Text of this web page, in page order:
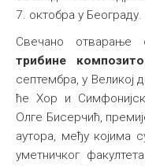
7. октобра у Београду.
Свечано отварање
трибинe
септембра, у Великој
ће Хор и
Олге Бисерчић,
аутора, међу којима
уметничког